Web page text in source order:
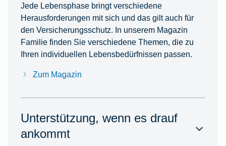
Jede Lebensphase bringt verschiedene
Herausforderungen mit sich und das gilt auch für
den Versicherungsschutz. In unserem Magazin
Familie finden Sie verschiedene Themen, die zu
Ihren individuellen Lebensbedürfnissen passen.
Zum Magazin
Unterstützung, wenn es drauf
ankommt